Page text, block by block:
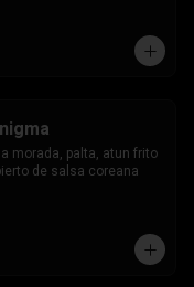
morada, palta, atun frito
de salsa coreana